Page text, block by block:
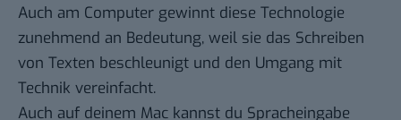
Auch am Computer gewinnt diese Technologie
zunehmend an Bedeutung, weil sie das Schreiben
von Texten beschleunigt und den Umgang mit
Technik vereinfacht.
Auch auf deinem Mac kannst du Spracheingabe